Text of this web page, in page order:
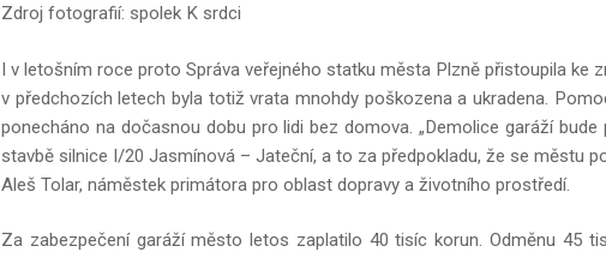
Zdroj fotografií: spolek K srdci
I v letošním roce proto Správa veřejného statku města Plzně přistoupila ke
v předchozích letech byla totiž vrata mnohdy poškozena a ukradena.
ponecháno na dočasnou dobu pro lidi bez domova. „Demolice garáží
stavbě silnice I/20 Jasmínová – Jateční, a to za předpokladu, že se městu
Aleš Tolar, náměstek primátora pro oblast dopravy a životního prostředí.
Za zabezpečení garáží město letos zaplatilo 40 tisíc korun. Odměnu 45